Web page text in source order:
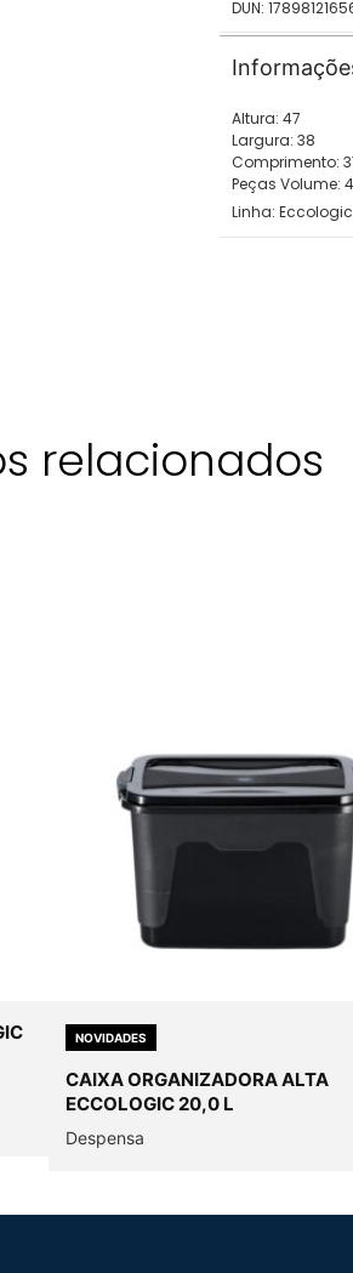
DUN:
Altura: 47
Largura: 38
Comprimento:
Peças Volume: 4
Linha:Eccologic
relacionados
NOVIDADES
CAIXA ORGANIZADORA ALTA
ECCOLOGIC 20,0 L
Despensa